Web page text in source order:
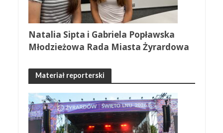
Natalia Sipta i Gabriela Popławska
Młodzieżowa Rada Miasta Żyrardowa
Materiał reporterski